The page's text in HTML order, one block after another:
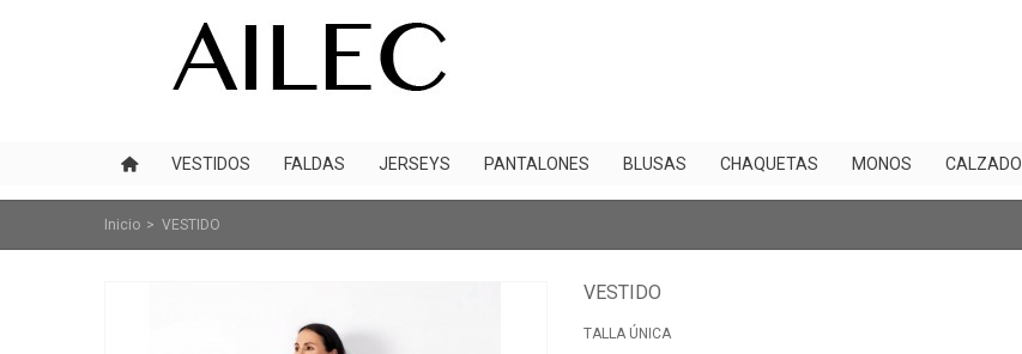
VESTIDOS FALDAS JERSEYS PANTALONES BLUSAS CHAQUETAS MONOS CALZADO
Inicio > VESTIDO
VESTIDO
TALLA ÚNICA